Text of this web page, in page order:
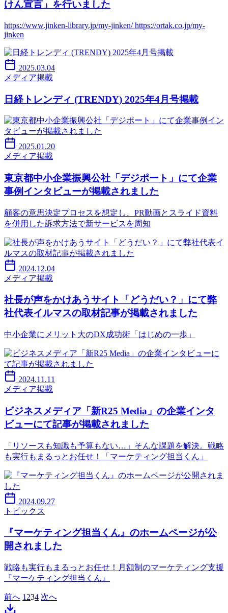
けん宣言」を行いました
https://www.jinken-library.jp/my-jinken/ https://ortak.co.jp/my-
jinken
2025.03.04
メディア掲載
日経トレンディ (TRENDY) 2025年4月号掲載
2025.01.20
メディア掲載
東京都中小企業振興公社「デジポート」にて企業
事例インタビューが掲載されました
顧客の意思決定プロセスを想定し、PR動画とスライド資料
を併用した訴求方法で新サービスを周知
2024.12.04
メディア掲載
社長が声をかけあうサイト「どうだい？」にて弊
社代表イルマスの取材記事が掲載されました
中小企業にメリット大のDX成功術「はじめの一歩」
2024.11.11
メディア掲載
ビジネスメディア「新R25 Media」の企業インタ
ビューにて記事が掲載されました
「リソースも知識も予算もない…」そんな課題を解決。戦略
も実行もまるっとお任せ！「マーケティング担当くん」
2024.09.27
トピックス
『マーケティング担当くん』のホームページが公
開されました
戦略も実行もまるっとお任せ！月額制のマーケティング支援
『マーケティング担当くん』
前へ 1 234 次へ